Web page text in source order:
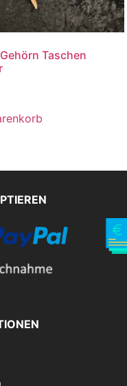
Taschen